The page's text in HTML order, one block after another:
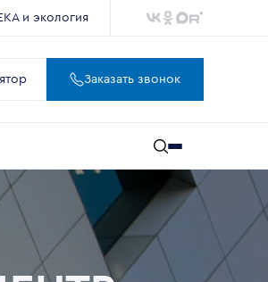
и экология
Заказать звонок